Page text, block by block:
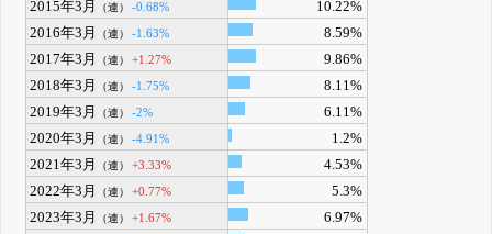
2015年3月
（連） -0.68%
10.22%
2016年3月
（連） -1.63%
8.59%
2017年3月
（連） +1.27%
9.86%
2018年3月
（連） -1.75%
8.11%
2019年3月
（連） -2%
6.11%
2020年3月
（連） -4.91%
1.2%
2021年3月
（連） +3.33%
4.53%
2022年3月
（連） +0.77%
5.3%
2023年3月
（連） +1.67%
6.97%